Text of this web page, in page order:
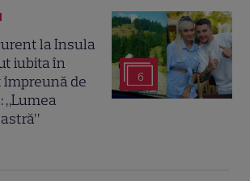
6
la Insula
iubita în
împreună de
„Lumea